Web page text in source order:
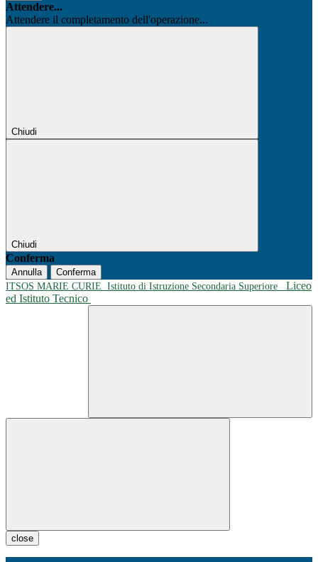
Attendere...
Attendere il completamento dell'operazione...
Chiudi
Chiudi
Conferma
Annulla
Conferma
ITSOS MARIE CURIE Istituto di Istruzione Secondaria Superiore
Liceo
ed Istituto Tecnico
close